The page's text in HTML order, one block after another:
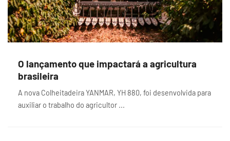
O lançamento que impactará a agricultura
brasileira
A nova Colheitadeira YANMAR, YH 880, foi desenvolvida para
auxiliar o trabalho do agricultor ...